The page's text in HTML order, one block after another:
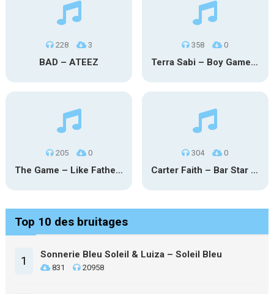
228 3
BAD – ATEEZ
358 0
Terra Sabi – Boy Game X Marcia Cruz
205 0
The Game – Like Father Like Daughter
304 0
Carter Faith – Bar Star Vevo
Top 10 des bruitages
1 Sonnerie Bleu Soleil & Luiza – Soleil Bleu
831 20958